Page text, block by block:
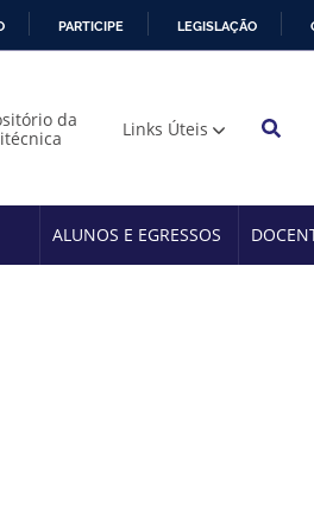
PARTICIPE LEGISLAÇÃO
da
Links Úteis
ALUNOS E EGRESSOS